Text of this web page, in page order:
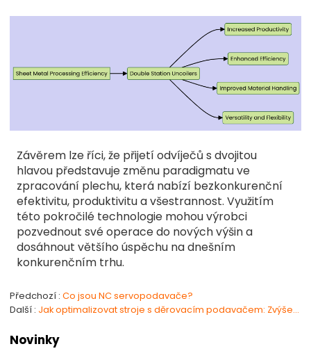
Závěrem lze říci, že přijetí odvíječů s dvojitou
hlavou představuje změnu paradigmatu ve
zpracování plechu, která nabízí bezkonkurenční
efektivitu, produktivitu a všestrannost. Využitím
této pokročilé technologie mohou výrobci
pozvednout své operace do nových výšin a
dosáhnout většího úspěchu na dnešním
konkurenčním trhu.
Předchozí Co jsou NC servopodavače?
Další
Jak optimalizovat stroje s děrovacím podavačem: Zvýšení výkonu pomocí pneumatických komponent?
Novinky